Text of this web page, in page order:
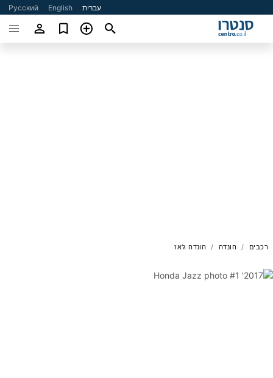
עברית English
Русский
רכבים הונדה הונדה ג'אז